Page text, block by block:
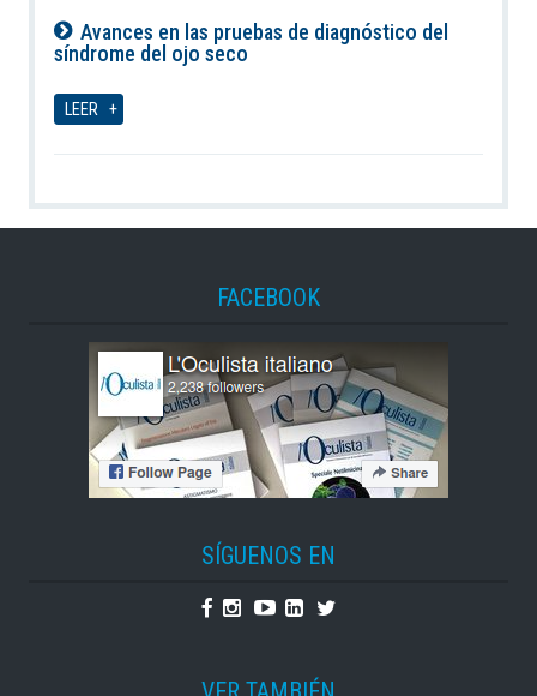
Avances en las pruebas de diagnóstico del
síndrome del ojo seco
LEER
FACEBOOK
SÍGUENOS EN
Facebook
Instagram
YoutubeLinkedin
Twitter